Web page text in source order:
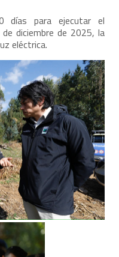
días para ejecutar el
diciembre de 2025, la
eléctrica.